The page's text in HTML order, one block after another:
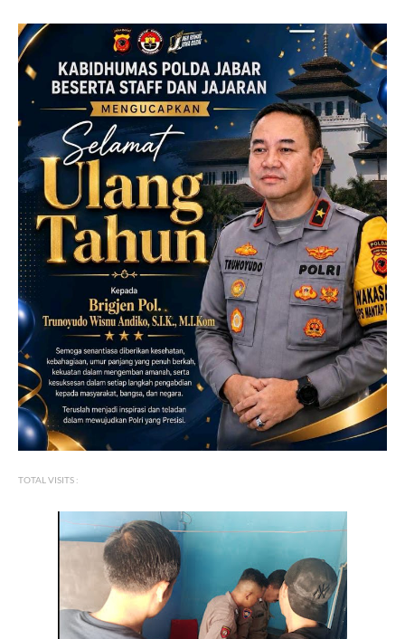
TOTAL VISITS :